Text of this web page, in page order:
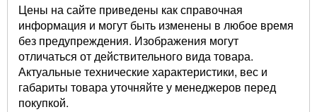
Цены на сайте приведены как справочная
информация и могут быть изменены в любое время
без предупреждения. Изображения могут
отличаться от действительного вида товара.
Актуальные технические характеристики, вес и
габариты товара уточняйте у менеджеров перед
покупкой.